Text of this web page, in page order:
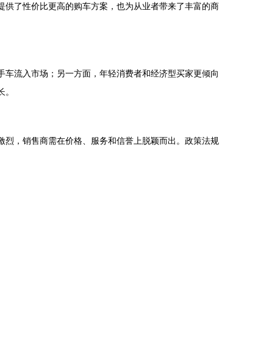
了性价比更高的购车方案，也为从业者带来了丰富的商
流入市场；另一方面，年轻消费者和经济型买家更倾向
，销售商需在价格、服务和信誉上脱颖而出。政策法规